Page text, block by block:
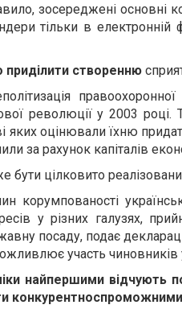
зосереджені
тільки в
приділити створенню
революції у 2003
яких оцінювали їхню
за рахунок капіталів
бути цілковито
корумпованості
у різних галузях,
посаду, подає
участь чиновників
найпершими відчують